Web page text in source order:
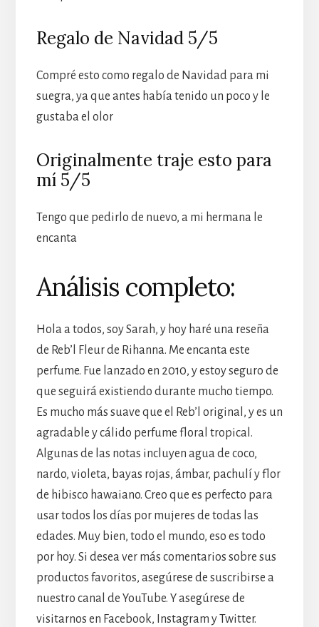
Regalo de Navidad 5/5
Compré esto como regalo de Navidad para mi
suegra, ya que antes había tenido un poco y le
gustaba el olor
Originalmente traje esto para
mí 5/5
Tengo que pedirlo de nuevo, a mi hermana le
encanta
Análisis completo:
Hola a todos, soy Sarah, y hoy haré una reseña
de Reb’l Fleur de Rihanna. Me encanta este
perfume. Fue lanzado en 2010, y estoy seguro de
que seguirá existiendo durante mucho tiempo.
Es mucho más suave que el Reb’l original, y es un
agradable y cálido perfume floral tropical.
Algunas de las notas incluyen agua de coco,
nardo, violeta, bayas rojas, ámbar, pachulí y flor
de hibisco hawaiano. Creo que es perfecto para
usar todos los días por mujeres de todas las
edades. Muy bien, todo el mundo, eso es todo
por hoy. Si desea ver más comentarios sobre sus
productos favoritos, asegúrese de suscribirse a
nuestro canal de YouTube. Y asegúrese de
visitarnos en Facebook, Instagram y Twitter.